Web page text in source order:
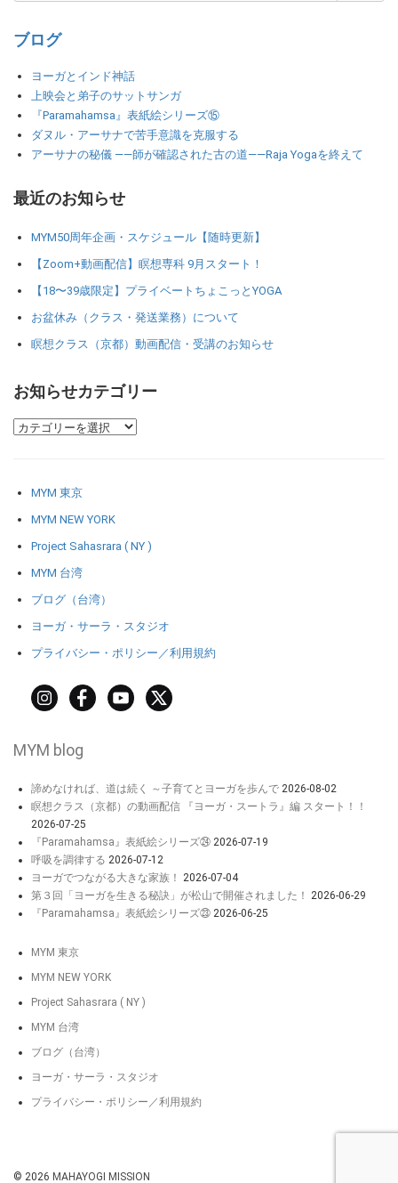
ブログ
ヨーガとインド神話
上映会と弟子のサットサンガ
『Paramahamsa』表紙絵シリーズ⑮
ダヌル・アーサナで苦手意識を克服する
アーサナの秘儀 ――師が確認された古の道――Raja Yogaを終えて
最近のお知らせ
MYM50周年企画・スケジュール【随時更新】
【Zoom+動画配信】瞑想専科 9月スタート！
【18〜39歳限定】プライベートちょこっとYOGA
お盆休み（クラス・発送業務）について
瞑想クラス（京都）動画配信・受講のお知らせ
お知らせカテゴリー
MYM 東京
MYM NEW YORK
Project Sahasrara ( NY )
MYM 台湾
ブログ（台湾）
ヨーガ・サーラ・スタジオ
プライバシー・ポリシー／利用規約
MYM blog
諦めなければ、道は続く ～子育てとヨーガを歩んで 2026-08-02
瞑想クラス（京都）の動画配信 『ヨーガ・スートラ』編 スタート！！
2026-07-25
『Paramahamsa』表紙絵シリーズ㉔ 2026-07-19
呼吸を調律する 2026-07-12
ヨーガでつながる大きな家族！
2026-07-04
第３回「ヨーガを生きる秘訣」が松山で開催されました！
2026-06-29
『Paramahamsa』表紙絵シリーズ㉓ 2026-06-25
MYM 東京
MYM NEW YORK
Project Sahasrara ( NY )
MYM 台湾
ブログ（台湾）
ヨーガ・サーラ・スタジオ
プライバシー・ポリシー／利用規約
© 2026 MAHAYOGI MISSION